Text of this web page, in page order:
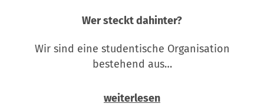
Wer steckt dahinter?
Wir sind eine studentische Organisation
bestehend aus…
weiterlesen